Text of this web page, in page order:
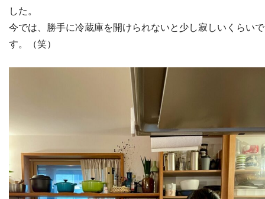
した。
今では、勝手に冷蔵庫を開けられないと少し寂しいくらいで
す。（笑）